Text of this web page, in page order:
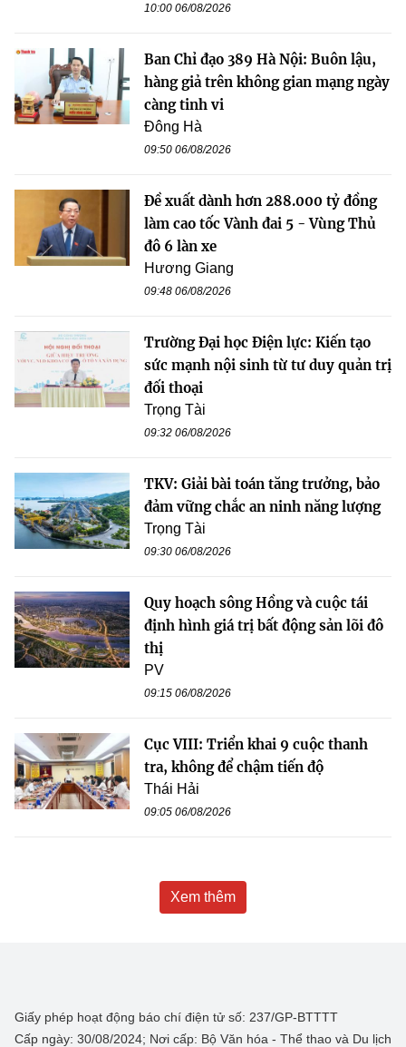
10:00 06/08/2026
Ban Chỉ đạo 389 Hà Nội: Buôn lậu,
hàng giả trên không gian mạng ngày
càng tinh vi
Đông Hà
09:50 06/08/2026
Đề xuất dành hơn 288.000 tỷ đồng
làm cao tốc Vành đai 5 - Vùng Thủ
đô 6 làn xe
Hương Giang
09:48 06/08/2026
Trường Đại học Điện lực: Kiến tạo
sức mạnh nội sinh từ tư duy quản trị
đối thoại
Trọng Tài
09:32 06/08/2026
TKV: Giải bài toán tăng trưởng, bảo
đảm vững chắc an ninh năng lượng
Trọng Tài
09:30 06/08/2026
Quy hoạch sông Hồng và cuộc tái
định hình giá trị bất động sản lõi đô
thị
PV
09:15 06/08/2026
Cục VIII: Triển khai 9 cuộc thanh
tra, không để chậm tiến độ
Thái Hải
09:05 06/08/2026
Xem thêm
Giấy phép hoạt động báo chí điện tử số: 237/GP-BTTTT
Cấp ngày: 30/08/2024; Nơi cấp: Bộ Văn hóa - Thể thao và Du lịch